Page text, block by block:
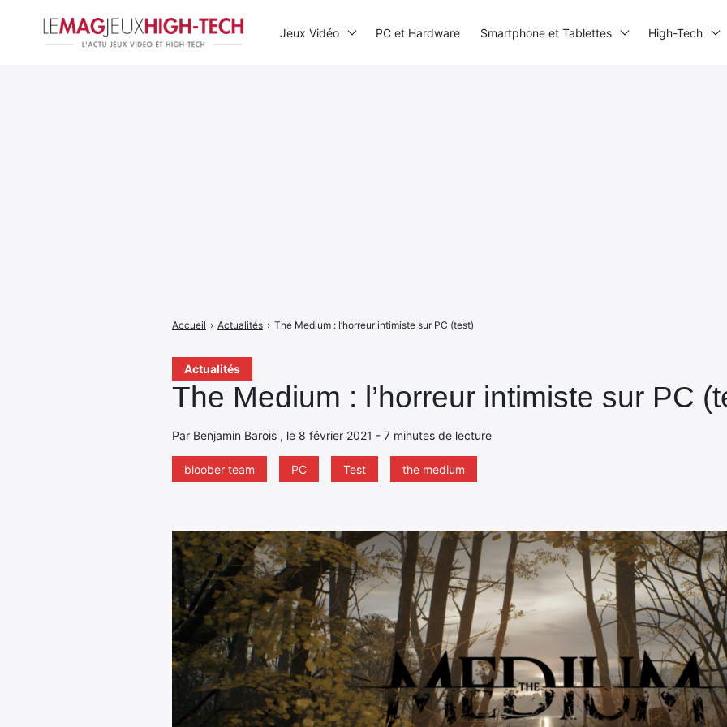
Actualités
The Medium : l’horreur intimiste sur PC
Par Benjamin Barois , le 8 février 2021 - 7 minutes de lecture
bloober team PC Test the medium
Accueil › Actualités › The Medium : l’horreur intimiste sur PC (test)
Jeux Vidéo PC et Hardware Smartphone et Tablettes High-Tech